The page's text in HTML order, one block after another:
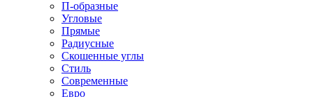
П-образные
Угловые
Прямые
Радиусные
Скошенные углы
Стиль
Современные
Евро